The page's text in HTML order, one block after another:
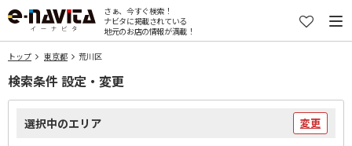
さぁ、今すぐ検索！
ナビタに掲載されている
地元のお店の情報が満載！
トップ 東京都 荒川区
検索条件 設定・変更
選択中のエリア 変更